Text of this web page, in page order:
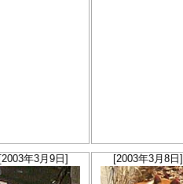
[2003年3月9日] [2003年3月8日]